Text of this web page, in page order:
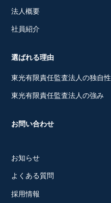
法人概要
社員紹介
選ばれる理由
東光有限責任監査法人の独自性
東光有限責任監査法人の強み
お問い合わせ
お知らせ
よくある質問
採用情報